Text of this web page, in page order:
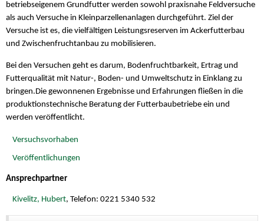
betriebseigenem Grundfutter werden sowohl praxisnahe Feldversuche
als auch Versuche in Kleinparzellenanlagen durchgeführt. Ziel der
Versuche ist es, die vielfältigen Leistungsreserven im Ackerfutterbau
und Zwischenfruchtanbau zu mobilisieren.
Bei den Versuchen geht es darum, Bodenfruchtbarkeit, Ertrag und
Futterqualität mit Natur-, Boden- und Umweltschutz in Einklang zu
bringen.Die gewonnenen Ergebnisse und Erfahrungen fließen in die
produktionstechnische Beratung der Futterbaubetriebe ein und
werden veröffentlicht.
Versuchsvorhaben
Veröffentlichungen
Ansprechpartner
Kivelitz, Hubert, Telefon: 0221 5340 532